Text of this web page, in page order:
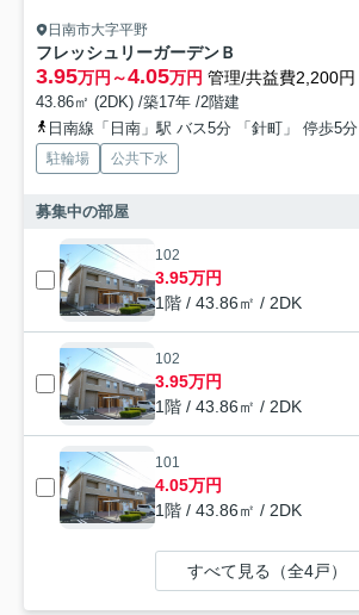
日南市大字平野
フレッシュリーガーデンＢ
3.95万円～4.05万円 管理/共益費2,200円
43.86㎡ (2DK) /築17年 /2階建
日南線「日南」駅 バス5分 「針町」 停歩5分
駐輪場 公共下水
募集中の部屋
102
3.95万円
1階 / 43.86㎡ / 2DK
102
3.95万円
1階 / 43.86㎡ / 2DK
101
4.05万円
1階 / 43.86㎡ / 2DK
すべて見る（全4戸）